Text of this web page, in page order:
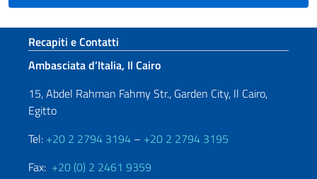
Sezione footer
Recapiti e Contatti
Ambasciata d’Italia, Il Cairo
15, Abdel Rahman Fahmy Str., Garden City, Il Cairo,
Egitto
Tel: +20 2 2794 3194 – +20 2 2794 3195
Fax: +20 (0) 2 2461 9359